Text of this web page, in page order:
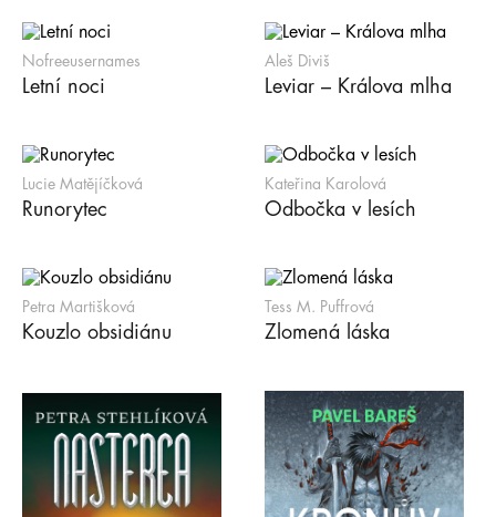
Nofreeusernames
Letní noci
Aleš Diviš
Leviar – Králova mlha
Lucie Matějíčková
Runorytec
Kateřina Karolová
Odbočka v lesích
Petra Martišková
Kouzlo obsidiánu
Tess M. Puffrová
Zlomená láska